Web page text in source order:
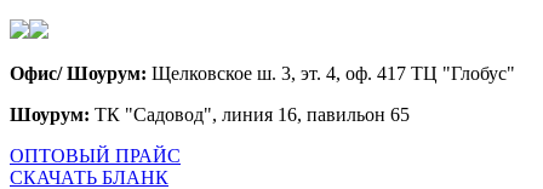
Офис/ Шоурум: Щелковское ш. 3, эт. 4, оф. 417 ТЦ "Глобус"
Шоурум: ТК "Садовод", линия 16, павильон 65
ОПТОВЫЙ ПРАЙС
СКАЧАТЬ БЛАНК